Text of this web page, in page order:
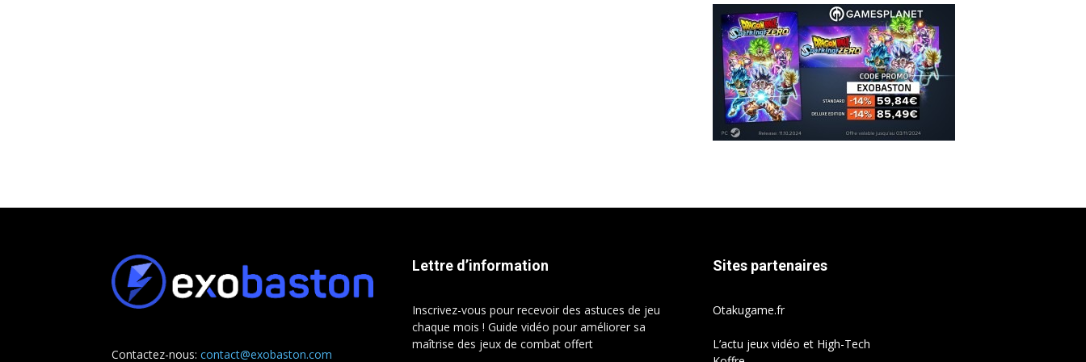
Contactez-nous: contact@exobaston.com
Lettre d’information
Inscrivez-vous pour recevoir des astuces de jeu
chaque mois ! Guide vidéo pour améliorer sa
maîtrise des jeux de combat offert
Sites partenaires
Otakugame.fr
L’actu jeux vidéo et High-Tech